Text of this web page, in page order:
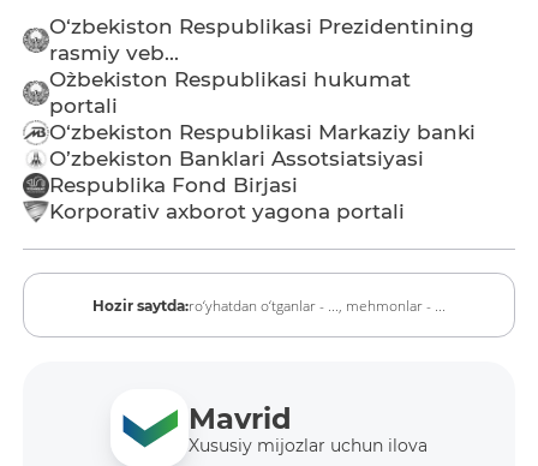
O‘zbekiston Respublikasi Prezidentining
rasmiy veb...
O`zbekiston Respublikasi hukumat
portali
O‘zbekiston Respublikasi Markaziy banki
O’zbekiston Banklari Assotsiatsiyasi
Respublika Fond Birjasi
Korporativ axborot yagona portali
Hozir saytda:ro‘yhatdan o‘tganlar - ..., mehmonlar - ...
Mavrid
Xususiy mijozlar uchun ilova